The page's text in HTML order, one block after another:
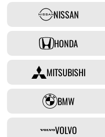
NISSAN
HONDA
MITSUBISHI
BMW
VOLVO